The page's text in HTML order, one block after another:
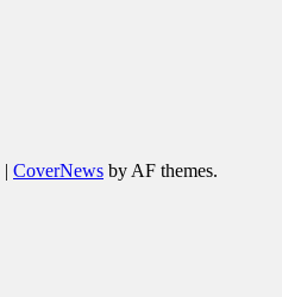
| CoverNews by AF themes.